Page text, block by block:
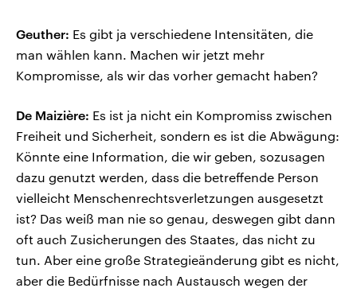
Geuther: Es gibt ja verschiedene Intensitäten, die
man wählen kann. Machen wir jetzt mehr
Kompromisse, als wir das vorher gemacht haben?
De Maizière: Es ist ja nicht ein Kompromiss zwischen
Freiheit und Sicherheit, sondern es ist die Abwägung:
Könnte eine Information, die wir geben, sozusagen
dazu genutzt werden, dass die betreffende Person
vielleicht Menschenrechtsverletzungen ausgesetzt
ist? Das weiß man nie so genau, deswegen gibt dann
oft auch Zusicherungen des Staates, das nicht zu
tun. Aber eine große Strategieänderung gibt es nicht,
aber die Bedürfnisse nach Austausch wegen der